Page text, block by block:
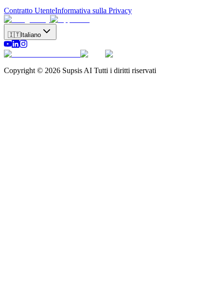
Contratto UtenteInformativa sulla Privacy
🇮🇹Italiano
Copyright © 2026 Supsis AI Tutti i diritti riservati